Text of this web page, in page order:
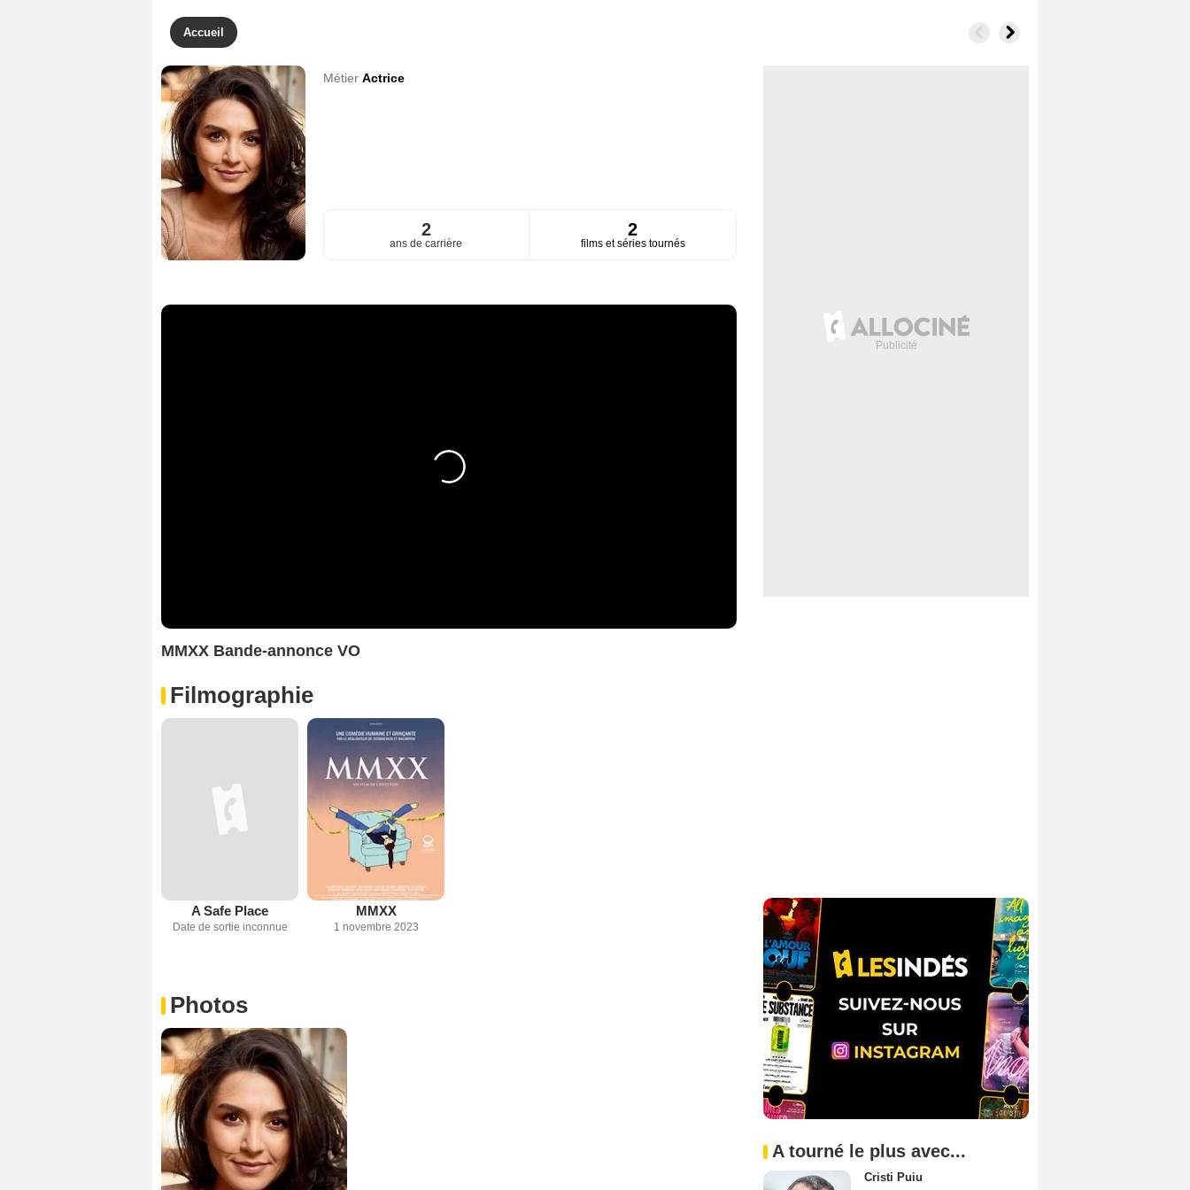
Accueil
Métier Actrice
2
ans de carrière
2
films et séries tournés
MMXX Bande-annonce VO
Filmographie
A Safe Place
Date de sortie inconnue
MMXX
1 novembre 2023
Photos
A tourné le plus avec...
Cristi Puiu